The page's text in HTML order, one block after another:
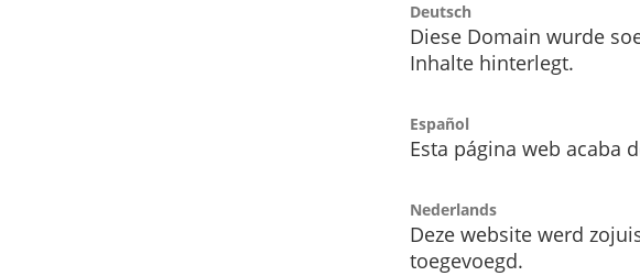
Deutsch
Diese Domain wurde
Inhalte hinterlegt.
Español
Esta página web acaba
Nederlands
Deze website werd
toegevoegd.